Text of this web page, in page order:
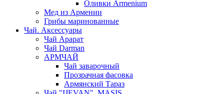
Оливки Armenium
Мед из Армении
Грибы маринованные
Чай. Аксессуары
Чай Арарат
Чай Darman
АРМЧАЙ
Чай заварочный
Прозрачная фасовка
Армянский Тараз